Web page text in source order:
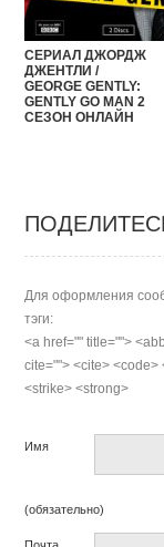
СЕРИАЛ ДЖОРДЖ
ДЖЕНТЛИ /
GEORGE GENTLY:
GENTLY GO MAN 2
СЕЗОН ОНЛАЙН
Для оформления
тэги:
<a href="" title="">
cite=""> <cite> <code>
<strike> <strong>
Имя
(обязательно)